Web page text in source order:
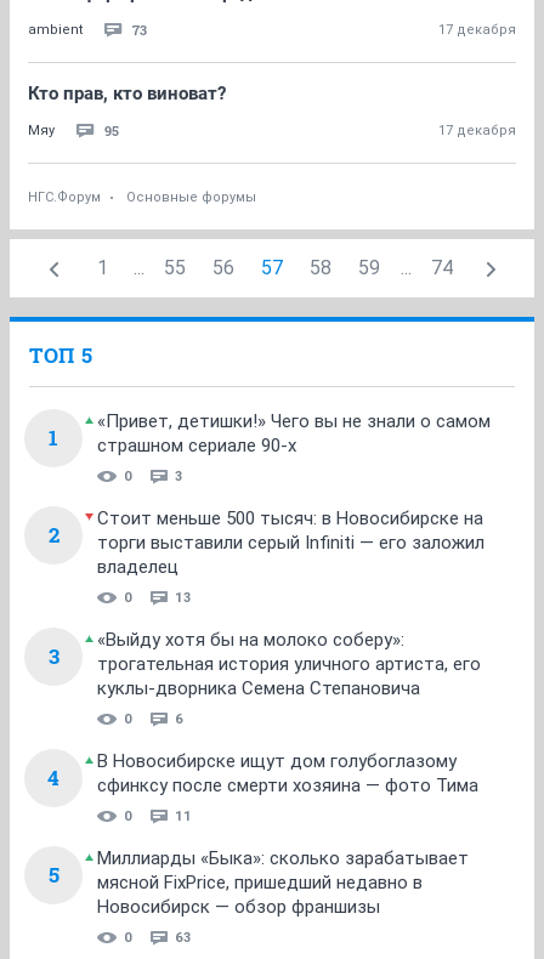
ambient 73 17 декабря
Кто прав, кто виноват?
Мяу 95 17 декабря
НГС.Форум Основные форумы
1 ... 55 56 57 58 59 ... 74
ТОП 5
1
«Привет, детишки!» Чего вы не знали о самом
страшном сериале 90-х
0 3
2
Стоит меньше 500 тысяч: в Новосибирске на
торги выставили серый Infiniti — его заложил
владелец
0 13
3
«Выйду хотя бы на молоко соберу»:
трогательная история уличного артиста, его
куклы-дворника Семена Степановича
0 6
4
В Новосибирске ищут дом голубоглазому
сфинксу после смерти хозяина — фото Тима
0 11
5
Миллиарды «Быка»: сколько зарабатывает
мясной FixPrice, пришедший недавно в
Новосибирск — обзор франшизы
0 63